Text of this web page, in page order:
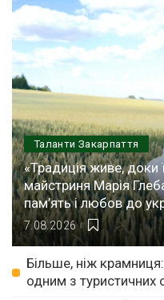
Таланти Закарпаття
«Традиція живе, доки
майстриня Марія
пам’ять і любов до
7.08.2026
Більше, ніж
одним з туристичних